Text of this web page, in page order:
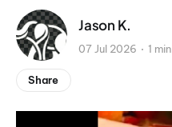
Jason K.
07 Jul 2026 1 min
Share